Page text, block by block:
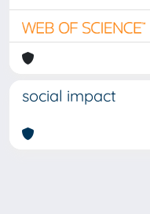
social impact